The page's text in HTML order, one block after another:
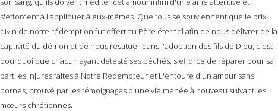
s'efforcent à l'appliquer à eux-mêmes. Que tous se souviennent que le prix
divin de notre rédemption fut offert au Père éternel afin de nous délivrer de la
captivité du démon et de nous restituer dans l'adoption des fils de Dieu, c'est
pourquoi que chacun ayant détesté ses péchés, s'efforce de réparer pour sa
part les injures faites à Notre Rédempteur et L'entoure d'un amour sans
bornes, prouvé par les témoignages d'une vie menée à nouveau suivant les
mœurs chrétiennes.